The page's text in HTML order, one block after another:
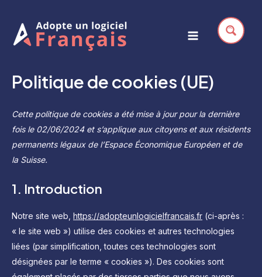
contenu
Menu
Politique de cookies (UE)
Cette politique de cookies a été mise à jour pour la dernière
fois le 02/06/2024 et s’applique aux citoyens et aux résidents
permanents légaux de l’Espace Économique Européen et de
la Suisse.
1. Introduction
Notre site web, https://adopteunlogicielfrancais.fr (ci-après :
« le site web ») utilise des cookies et autres technologies
liées (par simplification, toutes ces technologies sont
désignées par le terme « cookies »). Des cookies sont